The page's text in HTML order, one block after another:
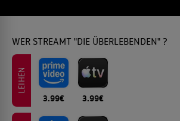
WER STREAMT "DIE ÜBERLEBENDEN" ?
LEIHEN
3.99€ 3.99€